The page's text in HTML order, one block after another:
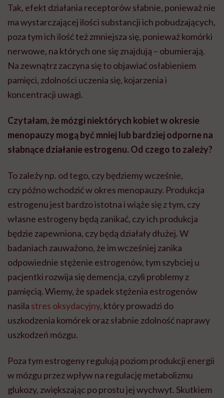
Tak, efekt działania receptorów słabnie, ponieważ nie
ma wystarczającej ilości substancji ich pobudzających,
poza tym ich ilość też zmniejsza się, ponieważ komórki
nerwowe, na których one się znajdują – obumierają.
Na zewnątrz zaczyna się to objawiać osłabieniem
pamięci, zdolności uczenia się, kojarzenia i
koncentracji uwagi.
Czytałam, że mózgi niektórych kobiet w okresie
menopauzy mogą być mniej lub bardziej odporne na
słabnące działanie estrogenu. Od czego to zależy?
To zależy np. od tego, czy będziemy wcześnie,
czy późno wchodzić w okres menopauzy. Produkcja
estrogenu jest bardzo istotna i wiąże się z tym, czy
własne estrogeny będą zanikać, czy ich produkcja
będzie zapewniona, czy będą działały dłużej. W
badaniach zauważono, że im wcześniej zanika
odpowiednie stężenie estrogenów, tym szybciej u
pacjentki rozwija się demencja, czyli problemy z
pamięcią. Wiemy, że spadek stężenia estrogenów
nasila stres oksydacyjny, który prowadzi do
uszkodzenia komórek oraz słabnie zdolność naprawy
uszkodzeń mózgu.
Poza tym estrogeny regulują poziom produkcji energii
w mózgu przez wpływ na regulację metabolizmu
glukozy, zwiększając po prostu jej wychwyt. Skutkiem